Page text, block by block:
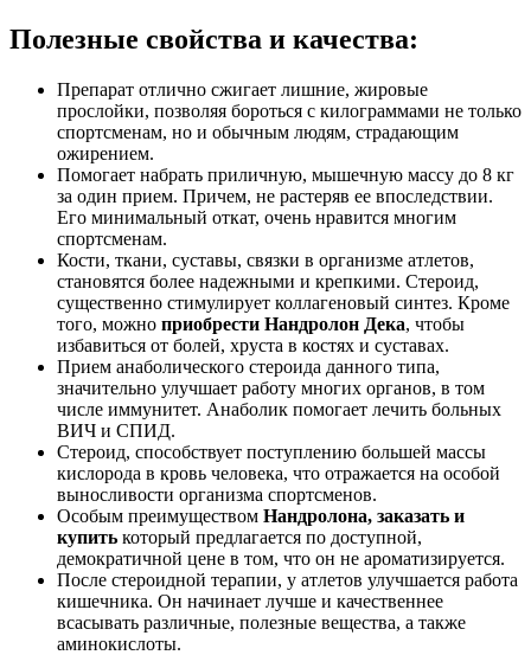
Полезные свойства и качества:
Препарат отлично сжигает лишние, жировые
прослойки, позволяя бороться с килограммами не только
спортсменам, но и обычным людям, страдающим
ожирением.
Помогает набрать приличную, мышечную массу до 8 кг
за один прием. Причем, не растеряв ее впоследствии.
Его минимальный откат, очень нравится многим
спортсменам.
Кости, ткани, суставы, связки в организме атлетов,
становятся более надежными и крепкими. Стероид,
существенно стимулирует коллагеновый синтез. Кроме
того, можно приобрести Нандролон Дека, чтобы
избавиться от болей, хруста в костях и суставах.
Прием анаболического стероида данного типа,
значительно улучшает работу многих органов, в том
числе иммунитет. Анаболик помогает лечить больных
ВИЧ и СПИД.
Стероид, способствует поступлению большей массы
кислорода в кровь человека, что отражается на особой
выносливости организма спортсменов.
Особым преимуществом Нандролона, заказать и
купить который предлагается по доступной,
демократичной цене в том, что он не ароматизируется.
После стероидной терапии, у атлетов улучшается работа
кишечника. Он начинает лучше и качественнее
всасывать различные, полезные вещества, а также
аминокислоты.